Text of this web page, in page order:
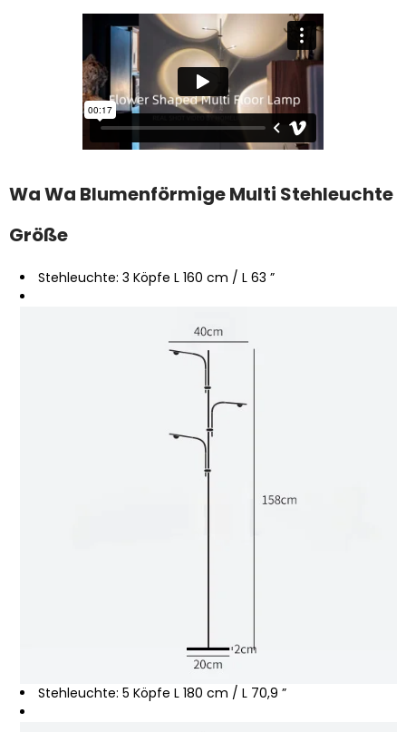
Wa Wa Blumenförmige Multi Stehleuchte
Größe
Stehleuchte: 3 Köpfe L 160 cm / L 63 ”
Stehleuchte: 5 Köpfe L 180 cm / L 70,9 ”